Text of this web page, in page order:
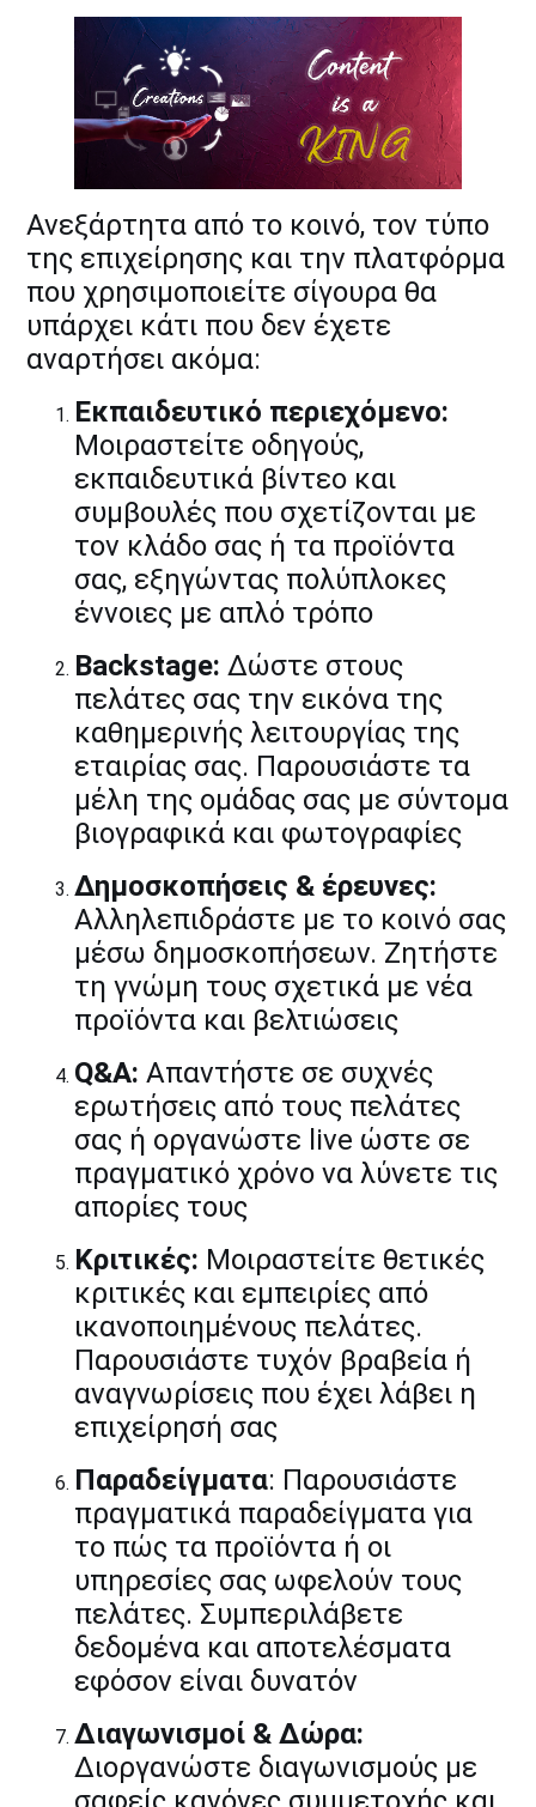
Ανεξάρτητα από το κοινό, τον τύπο
της επιχείρησης και την πλατφόρμα
που χρησιμοποιείτε σίγουρα θα
υπάρχει κάτι που δεν έχετε
αναρτήσει ακόμα:
Εκπαιδευτικό περιεχόμενο:
Μοιραστείτε οδηγούς,
εκπαιδευτικά βίντεο και
συμβουλές που σχετίζονται με
τον κλάδο σας ή τα προϊόντα
σας, εξηγώντας πολύπλοκες
έννοιες με απλό τρόπο
Backstage: Δώστε στους
πελάτες σας την εικόνα της
καθημερινής λειτουργίας της
εταιρίας σας. Παρουσιάστε τα
μέλη της ομάδας σας με σύντομα
βιογραφικά και φωτογραφίες
Δημοσκοπήσεις & έρευνες:
Αλληλεπιδράστε με το κοινό σας
μέσω δημοσκοπήσεων. Ζητήστε
τη γνώμη τους σχετικά με νέα
προϊόντα και βελτιώσεις
Q&A: Απαντήστε σε συχνές
ερωτήσεις από τους πελάτες
σας ή οργανώστε live ώστε σε
πραγματικό χρόνο να λύνετε τις
απορίες τους
Κριτικές: Μοιραστείτε θετικές
κριτικές και εμπειρίες από
ικανοποιημένους πελάτες.
Παρουσιάστε τυχόν βραβεία ή
αναγνωρίσεις που έχει λάβει η
επιχείρησή σας
Παραδείγματα: Παρουσιάστε
πραγματικά παραδείγματα για
το πώς τα προϊόντα ή οι
υπηρεσίες σας ωφελούν τους
πελάτες. Συμπεριλάβετε
δεδομένα και αποτελέσματα
εφόσον είναι δυνατόν
Διαγωνισμοί & Δώρα:
Διοργανώστε διαγωνισμούς με